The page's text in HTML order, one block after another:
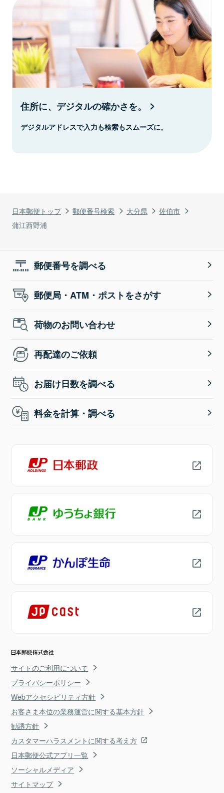
日本郵便トップ 郵便番号検索 大分県
佐伯市
蒲江西野浦
住所に、デジタルの確かさを。
デジタルアドレスで入力も検索もスムーズに。
郵便番号を調べる
郵便局・ATM・ポストをさがす
荷物のお問い合わせ
再配達のご依頼
お届け日数を調べる
料金を計算・調べる
サイトのご利用について
プライバシーポリシー
Webアクセシビリティ方針
お客さま本位の業務運営に関する基本方針
勧誘方針
カスタマーハラスメントに関する考え方
日本郵便公式アプリ一覧
ソーシャルメディア
サイトマップ